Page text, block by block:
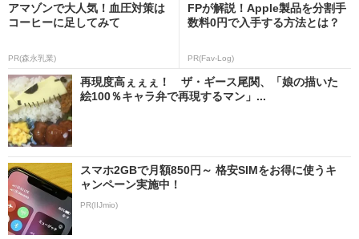
アマゾンで大人気！血圧対策は
コーヒーに足してみて
PR(森永乳業)
FPが解説！Apple製品を分割手
数料0円で入手する方法とは？
PR(Fav-Log)
再現度高ぇぇぇ！ ザ・ギース尾関、「娘の描いた
絵100％キャラ弁で再現するマン」...
スマホ2GBで月額850円～ 格安SIMをお得に使うキ
ャンペーン実施中！
PR(IIJmio)